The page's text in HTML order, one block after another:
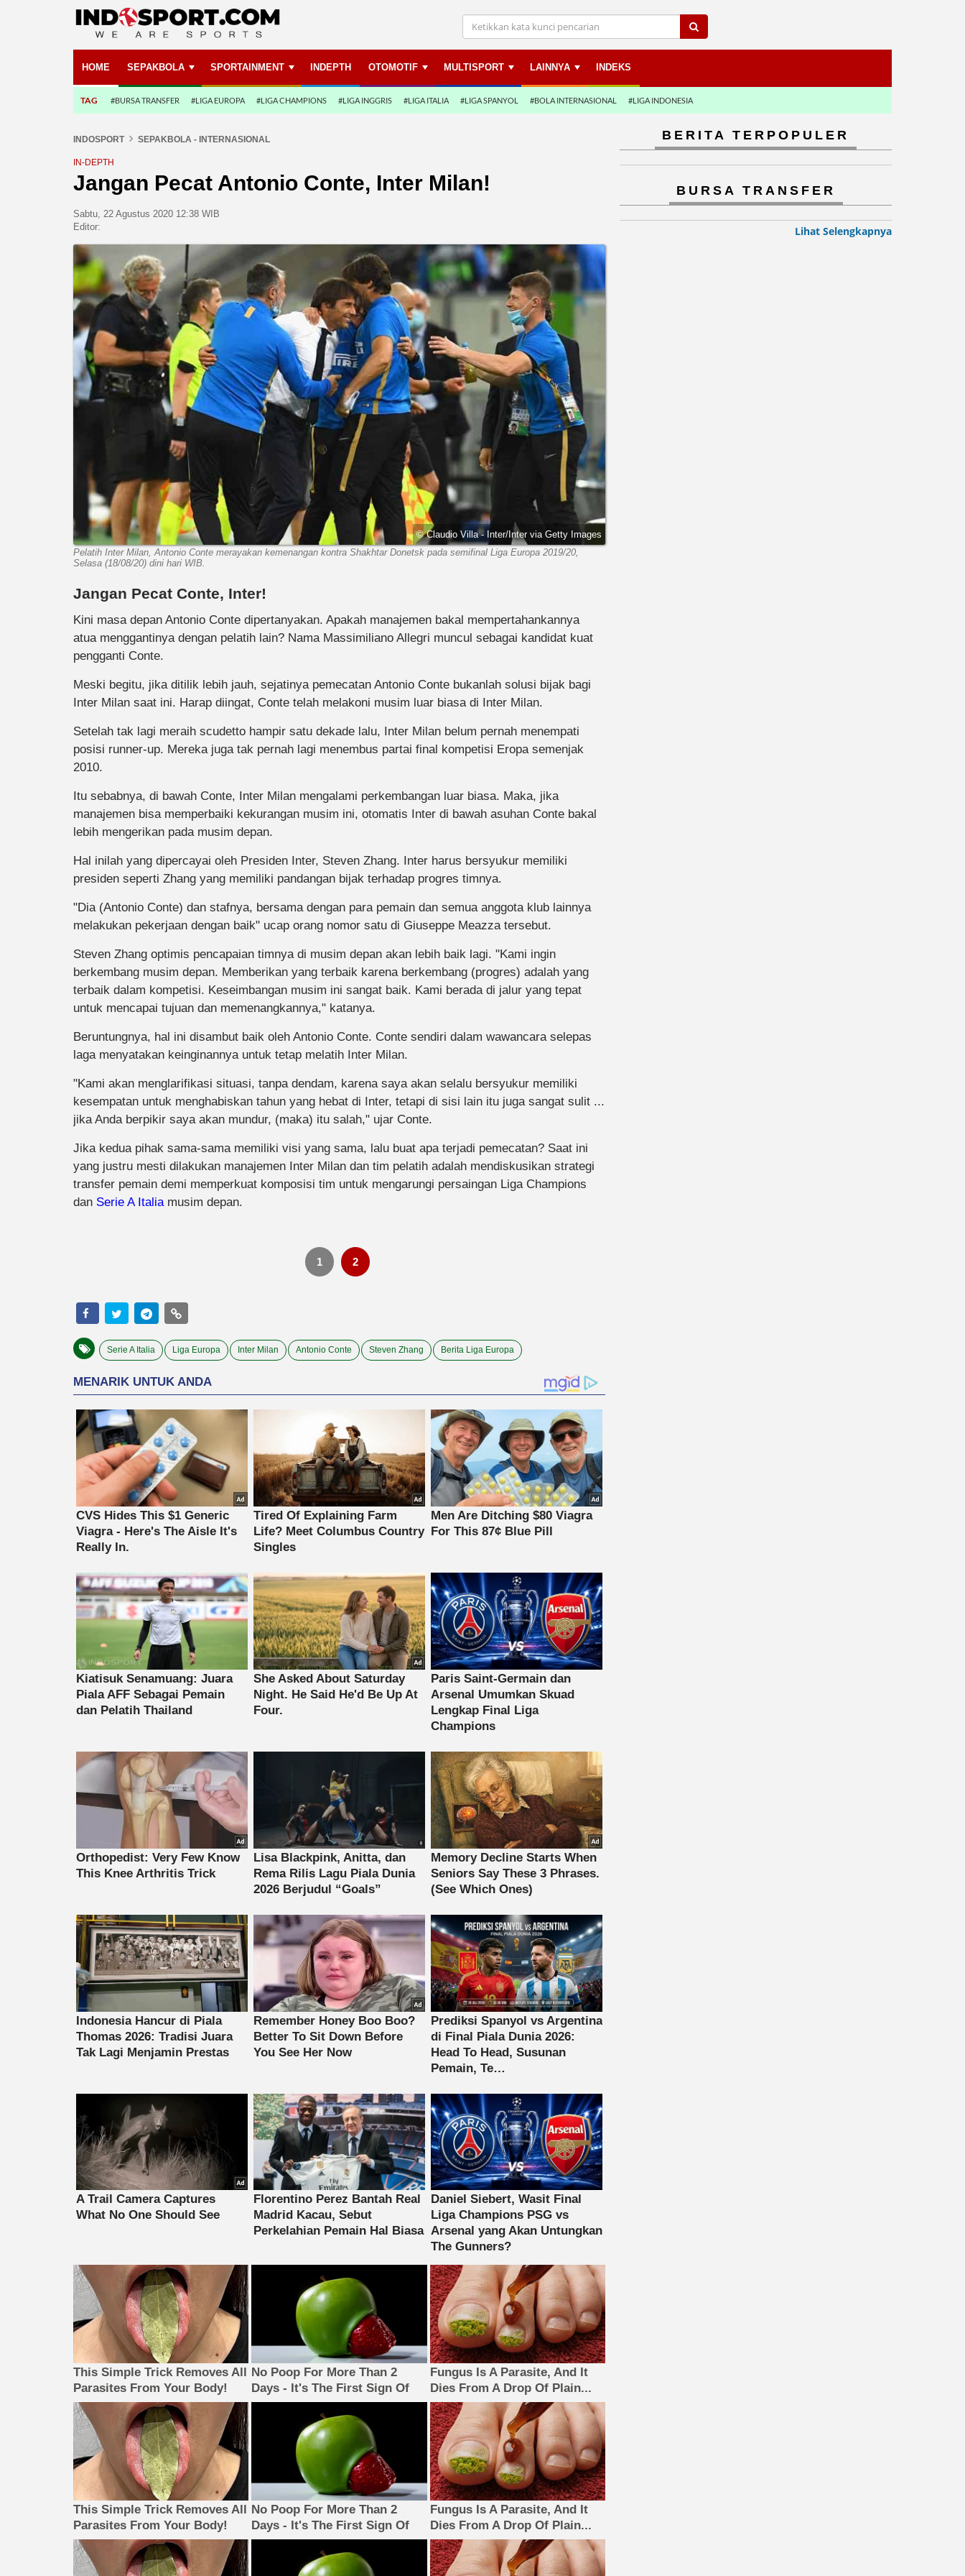
HOME SEPAKBOLA SPORTAINMENT INDEPTH OTOMOTIF MULTISPORT LAINNYA INDEKS
TAG #BURSA TRANSFER #LIGA EUROPA #LIGA CHAMPIONS #LIGA INGGRIS #LIGA ITALIA #LIGA SPANYOL #BOLA INTERNASIONAL #LIGA INDONESIA
INDOSPORT SEPAKBOLA - INTERNASIONAL
IN-DEPTH
Jangan Pecat Antonio Conte, Inter Milan!
Sabtu, 22 Agustus 2020 12:38 WIB
Editor:
© Claudio Villa - Inter/Inter via Getty Images
Pelatih Inter Milan, Antonio Conte merayakan kemenangan kontra Shakhtar Donetsk pada semifinal Liga Europa 2019/20,
Selasa (18/08/20) dini hari WIB.
Jangan Pecat Conte, Inter!
Kini masa depan Antonio Conte dipertanyakan. Apakah manajemen bakal mempertahankannya
atua menggantinya dengan pelatih lain? Nama Massimiliano Allegri muncul sebagai kandidat kuat
pengganti Conte.
Meski begitu, jika ditilik lebih jauh, sejatinya pemecatan Antonio Conte bukanlah solusi bijak bagi
Inter Milan saat ini. Harap diingat, Conte telah melakoni musim luar biasa di Inter Milan.
Setelah tak lagi meraih scudetto hampir satu dekade lalu, Inter Milan belum pernah menempati
posisi runner-up. Mereka juga tak pernah lagi menembus partai final kompetisi Eropa semenjak
2010.
Itu sebabnya, di bawah Conte, Inter Milan mengalami perkembangan luar biasa. Maka, jika
manajemen bisa memperbaiki kekurangan musim ini, otomatis Inter di bawah asuhan Conte bakal
lebih mengerikan pada musim depan.
Hal inilah yang dipercayai oleh Presiden Inter, Steven Zhang. Inter harus bersyukur memiliki
presiden seperti Zhang yang memiliki pandangan bijak terhadap progres timnya.
"Dia (Antonio Conte) dan stafnya, bersama dengan para pemain dan semua anggota klub lainnya
melakukan pekerjaan dengan baik" ucap orang nomor satu di Giuseppe Meazza tersebut.
Steven Zhang optimis pencapaian timnya di musim depan akan lebih baik lagi. "Kami ingin
berkembang musim depan. Memberikan yang terbaik karena berkembang (progres) adalah yang
terbaik dalam kompetisi. Keseimbangan musim ini sangat baik. Kami berada di jalur yang tepat
untuk mencapai tujuan dan memenangkannya," katanya.
Beruntungnya, hal ini disambut baik oleh Antonio Conte. Conte sendiri dalam wawancara selepas
laga menyatakan keinginannya untuk tetap melatih Inter Milan.
"Kami akan menglarifikasi situasi, tanpa dendam, karena saya akan selalu bersyukur memiliki
kesempatan untuk menghabiskan tahun yang hebat di Inter, tetapi di sisi lain itu juga sangat sulit ...
jika Anda berpikir saya akan mundur, (maka) itu salah," ujar Conte.
Jika kedua pihak sama-sama memiliki visi yang sama, lalu buat apa terjadi pemecatan? Saat ini
yang justru mesti dilakukan manajemen Inter Milan dan tim pelatih adalah mendiskusikan strategi
transfer pemain demi memperkuat komposisi tim untuk mengarungi persaingan Liga Champions
dan Serie A Italia musim depan.
1 2
Serie A Italia Liga Europa Inter Milan Antonio Conte Steven Zhang Berita Liga Europa
This Simple Trick Removes All
Parasites From Your Body!
No Poop For More Than 2
Days - It's The First Sign Of
Fungus Is A Parasite, And It
Dies From A Drop Of Plain...
This Simple Trick Removes All
Parasites From Your Body!
No Poop For More Than 2
Days - It's The First Sign Of
Fungus Is A Parasite, And It
Dies From A Drop Of Plain...
BERITA TERPOPULER
BURSA TRANSFER
Lihat Selengkapnya